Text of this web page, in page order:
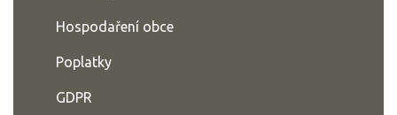
Hospodaření obce
Poplatky
GDPR